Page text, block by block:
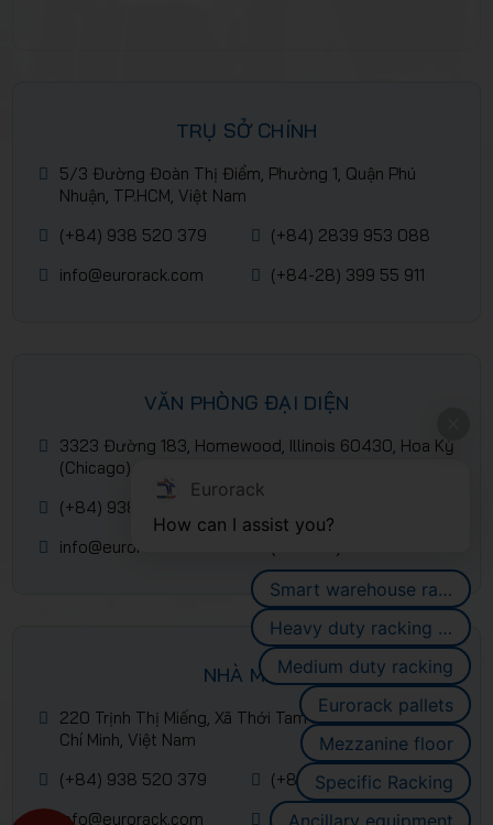
TRỤ SỞ CHÍNH
5/3 Đường Đoàn Thị Điểm, Phường 1, Quận Phú
Nhuận, TP.HCM, Việt Nam
(+84) 938 520 379
(+84) 2839 953 088
info@eurorack.com
(+84-28) 399 55 911
VĂN PHÒNG ĐẠI DIỆN
3323 Đường 183, Homewood, Illinois 60430, Hoa Kỳ
(Chicago)
(+84) 938 520 379
info@eurorack.com
NHÀ MÁY
220 Trịnh Thị Miếng, Xã Thới Tam Môn, Hóc Môn, Hồ
Chí Minh, Việt Nam
(+84) 938 520 379
(+84) 2839 953 088
info@eurorack.com
(+84-28) 399 55 911
Eurorack
How can I assist you?
Smart warehouse racking systems
Heavy duty racking systems
Medium duty racking
Eurorack pallets
Mezzanine floor
Specific Racking
Ancillary equipment